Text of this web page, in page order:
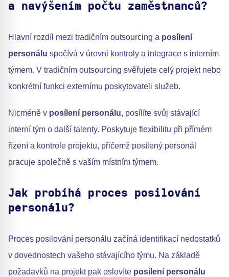
a navýšením počtu zaměstnanců?
Hlavní rozdíl mezi tradičním outsourcing a posílení
personálu spočívá v úrovni kontroly a integrace s interním
týmem. V tradičním outsourcing svěřujete celý projekt nebo
konkrétní funkci externímu poskytovateli služeb.
Nicméně v posílení personálu, posílíte svůj stávající
interní tým o další talenty. Poskytuje flexibilitu při přímém
řízení a kontrole projektu, přičemž posílený personál
pracuje společně s vaším místním týmem.
Jak probíhá proces posilování
personálu?
Proces posilování personálu začíná identifikací nedostatků
v dovednostech vašeho stávajícího týmu. Na základě
požadavků na projekt pak oslovíte posílení personálu